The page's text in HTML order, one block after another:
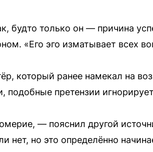
будто только он — причина
«Его эго изматывает всех
который ранее намекал на
претензии
— пояснил другой
нет, но это определённо